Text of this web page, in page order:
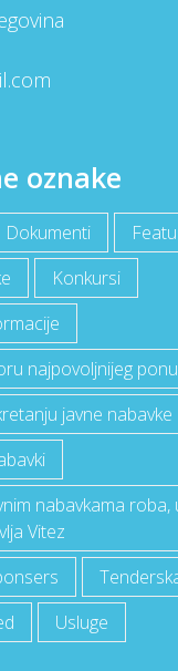
oznake
Dokumenti
Konkursi
najpovoljnijeg
javne nabavke
nabavkama
Vitez
Usluge